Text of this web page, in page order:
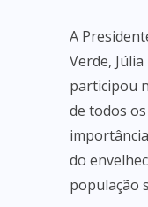
A
Verde,
participou
de todos
do
população